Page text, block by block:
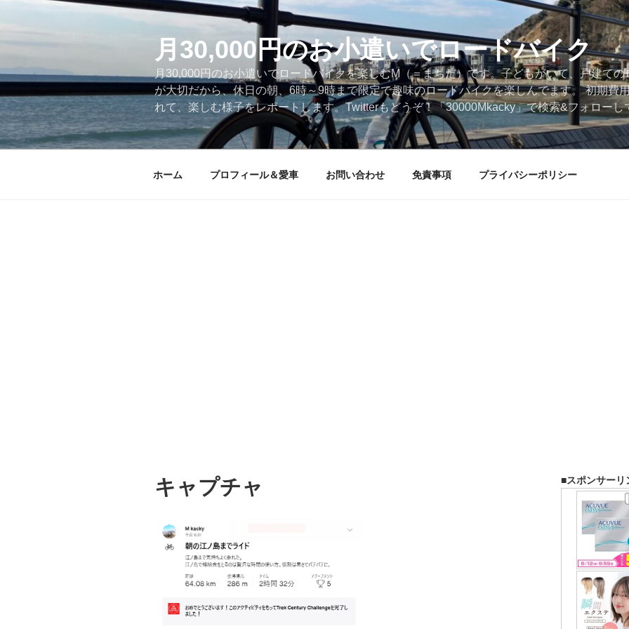
テ
ツ
ス
キ
ッ
月30,000円のお小遣いでロードバイク
月30,000円のお小遣いでロードバイクを楽しむM（＝まちだ）です。子どもがいて、戸建て
が大切だから、休日の朝、6時～9時まで限定で趣味のロードバイクを楽しんでます。 初期費
れて、楽しむ様子をレポートします。Twitterもどうぞ！「30000Mkacky」で検索&フォローし
ホーム プロフィール＆愛車 お問い合わせ 免責事項 プライバシーポリシー
キャプチャ ■スポンサーリ